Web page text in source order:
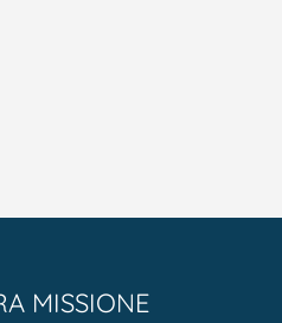
MISSIONE